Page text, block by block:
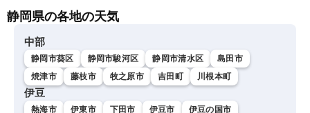
静岡県の各地の天気
中部
静岡市葵区 静岡市駿河区 静岡市清水区
島田市
焼津市
藤枝市 牧之原市 吉田町 川根本町
伊豆
熱海市 伊東市 下田市 伊豆市
伊豆の国市